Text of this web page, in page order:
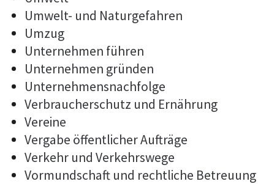
Umwelt- und Naturgefahren
Umzug
Unternehmen führen
Unternehmen gründen
Unternehmensnachfolge
Verbraucherschutz und Ernährung
Vereine
Vergabe öffentlicher Aufträge
Verkehr und Verkehrswege
Vormundschaft und rechtliche Betreuung